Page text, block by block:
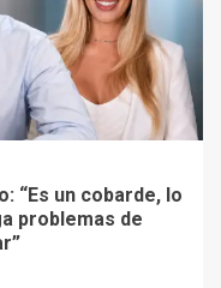
“Es un cobarde, lo
problemas de